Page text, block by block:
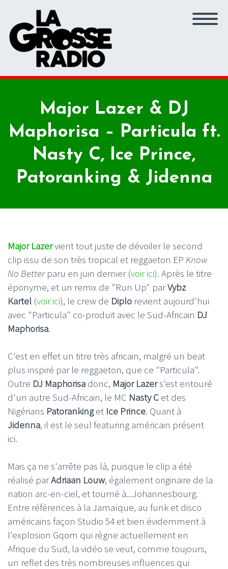
Major Lazer & DJ
Maphorisa – Particula ft.
Nasty C, Ice Prince,
Patoranking & Jidenna
Major Lazervient tout juste de dévoiler le second
clip issu de son très tropical et reggaeton EP Know
No Betterparu en juin dernier (voir ici). Après le titre
éponyme, et un remix de "Run Up" parVybz
Kartel (voir ici), le crew de Diplo revient aujourd'hui
avec "Particula" co-produit avec le Sud-Africain DJ
Maphorisa.
C'est en effet un titre très africain, malgré un beat
plus inspiré par le reggaeton, que ce "Particula".
Outre DJ Maphorisa donc, Major Lazers'est entouré
d'un autre Sud-Africain, le MC Nasty C et des
Nigérians Patorankinget Ice Prince. Quant à
Jidenna, il est le seul featuring américain présent
ici.
Mais ça ne s'arrête pas là, puisque le clip a été
réalisé parAdriaan Louw, également originaire de la
nation arc-en-ciel, et tourné à...Johannesbourg.
Entre références à la Jamaïque, au funk et disco
américains façon Studio 54 et bien évidemment à
l'explosion Gqom qui règne actuellement en
Afrique du Sud, la vidéo se veut, comme toujours,
un reflet des très nombreuses influences qui